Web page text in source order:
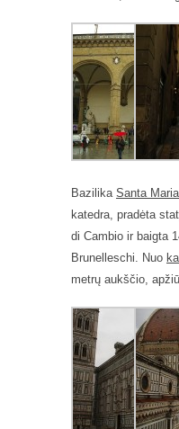
Bazilika Santa
katedra, pradėta
di Cambio ir baigta
Brunelleschi. Nuo
metrų aukščio,